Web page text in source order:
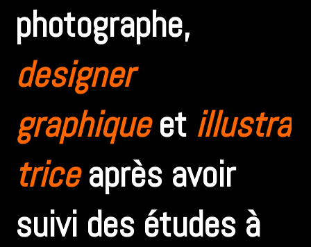
photographe,
designer
graphiqueet illustra
triceaprès avoir
suivi des études à